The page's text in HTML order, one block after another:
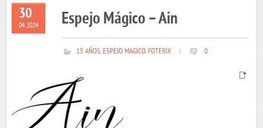
30
04 2024 Espejo Mágico – Ain
15 AÑOS,ESPEJO MAGICO,FOTERIX 0